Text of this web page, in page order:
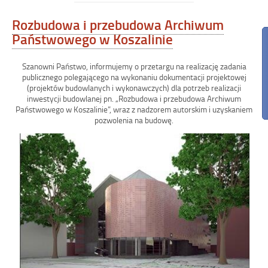
Państwowych
„Mistrz
archiwalny
upowszechnianie
dobrych
wzorców
i
praktyk
Rozbudowa i przebudowa Archiwum
Państwowego w Koszalinie
Szanowni Państwo, informujemy o przetargu na realizację zadania
publicznego polegającego na wykonaniu dokumentacji projektowej
(projektów budowlanych i wykonawczych) dla potrzeb realizacji
inwestycji budowlanej pn. „Rozbudowa i przebudowa Archiwum
Państwowego w Koszalinie”, wraz z nadzorem autorskim i uzyskaniem
pozwolenia na budowę.